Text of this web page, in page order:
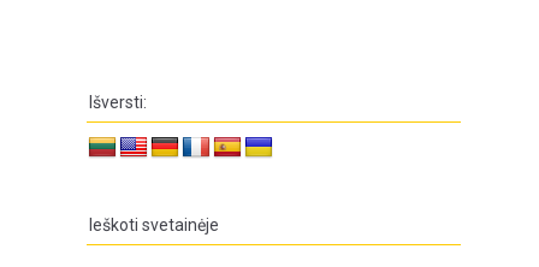
Išversti:
Ieškoti svetainėje